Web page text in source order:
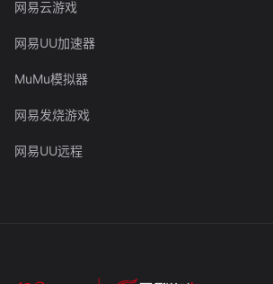
网易云游戏
网易UU加速器
MuMu模拟器
网易发烧游戏
网易UU远程